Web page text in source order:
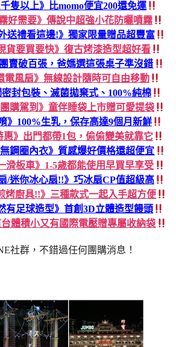
隻以上》比momo便宜200還免運
好需要》傳說中超強小花防曬噴霧
送禮看這邊!》獨家限量贈品超豐富
貨要買要快》復古烤漆造型超好看
賣破百張，爸媽選這張桌子準沒錯
電風扇》無線設計隨時可自由移動
封包裝、滅菌拋棄式、100%純棉
購駕到》童伴睡袋上市贈可愛提袋
》100%生乳，保存高達9個月新鮮
惠》出門都帶1包，偷偷變美就靠它
鋼圈內衣》質感爆好價格還超便宜
滑板車》1-5歲都能使用早買早享受
/迷你冰心扇!!》巧冰扇CP值超級高
烤廚具!!》三種款式一起入手超方便
有足球造型》首創3D立體造型饅頭
體積小又有國際電壓贈專屬收納袋
社群，不錯過任何團購消息！